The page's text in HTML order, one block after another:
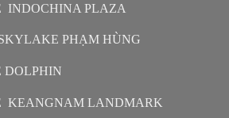
INDOCHINA PLAZA
PHẠM HÙNG
DOLPHIN
KEANGNAM LANDMARK